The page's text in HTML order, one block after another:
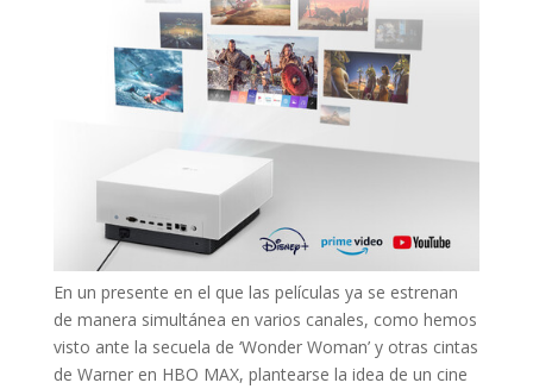
En un presente en el que las películas ya se estrenan
de manera simultánea en varios canales, como hemos
visto ante la secuela de ‘Wonder Woman’ y otras cintas
de Warner en HBO MAX, plantearse la idea de un cine